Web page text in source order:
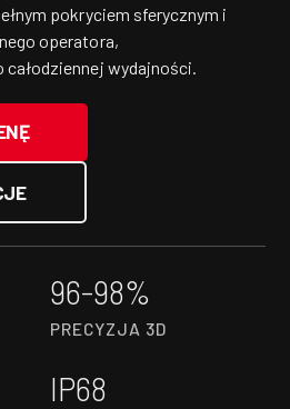
pokryciem sferycznym i
operatora,
wydajności.
96-98%
PRECYZJA 3D
IP68